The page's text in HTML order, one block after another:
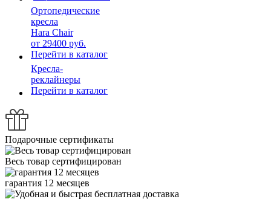
Ортопедические
кресла
Hara Сhair
от 29400 руб.
Перейти в каталог
Кресла-
реклайнеры
Перейти в каталог
Подарочные сертификаты
Весь товар сертифицирован
гарантия 12 месяцев